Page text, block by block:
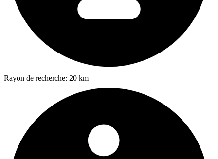
Rayon de recherche: 20 km